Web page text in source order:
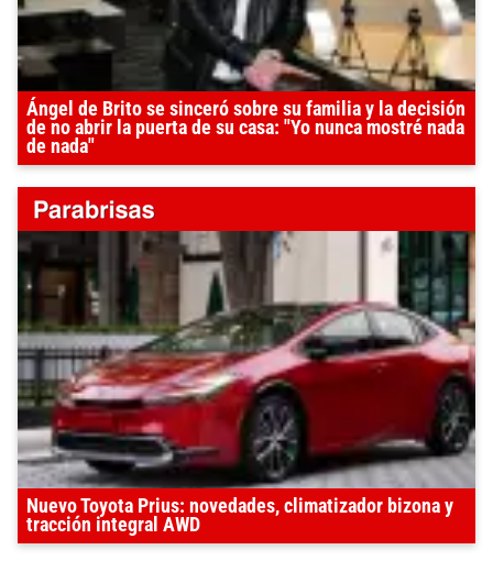
Ángel de Brito se sinceró sobre su familia y la decisión
de no abrir la puerta de su casa: "Yo nunca mostré nada
de nada"
Nuevo Toyota Prius: novedades, climatizador bizona y
tracción integral AWD